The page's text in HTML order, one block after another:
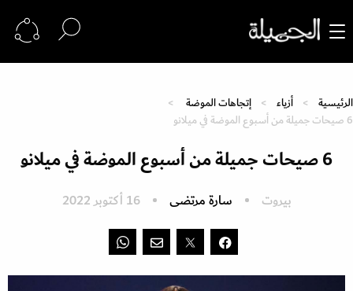
الرئيسية أزياء
إتجاهات الموضة
6 صيحات جميلة من أسبوع الموضة في ميلانو
6 صيحات جميلة من أسبوع الموضة في ميلانو
بيروت سارة مرتضى 16 أكتوبر 2022